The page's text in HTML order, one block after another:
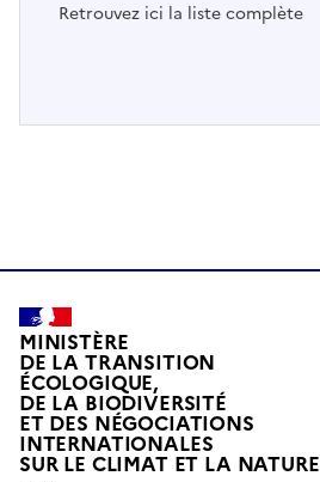
Retrouvez ici la liste complète
MINISTÈRE
DE LA TRANSITION
ÉCOLOGIQUE,
DE LA BIODIVERSITÉ
ET DES NÉGOCIATIONS
INTERNATIONALES
SUR LE CLIMAT ET LA NATUREL